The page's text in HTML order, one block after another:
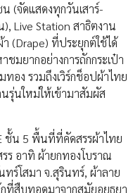
(จัดแสดงทุกวันเสาร์-
Live Station สาธิตงาน
(Drape) ที่ประยุกต์ใช้ได้
มยากอย่างการถักกระเป๋า
ทอง รวมถึงเวิร์กช็อปผ้าไทย
รุ่นใหม่ให้เข้ามาสัมผัส
ชั้น 5 พื้นที่ที่คัดสรรผ้าไทย
ร อาทิ ผ้ายกทองโบราณ
ทร์โสมา จ.สุรินทร์, ผ้าลาย
ที่สืบทอดมาจากสมัยอยุธยา